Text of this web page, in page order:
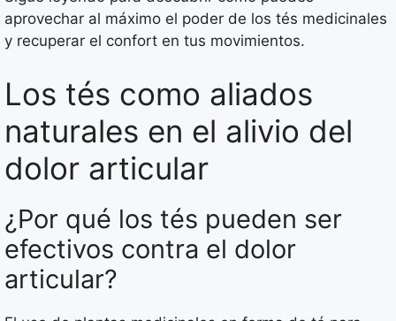
aprovechar al máximo el poder de los tés medicinales
y recuperar el confort en tus movimientos.
Los tés como aliados
naturales en el alivio del
dolor articular
¿Por qué los tés pueden ser
efectivos contra el dolor
articular?